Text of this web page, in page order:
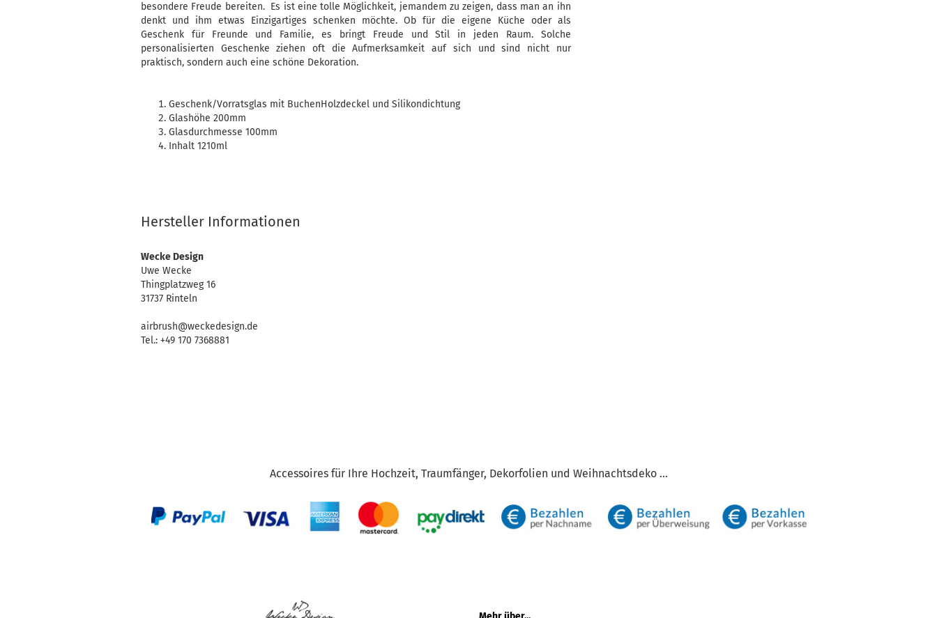
besondere Freude bereiten. Es ist eine tolle Möglichkeit, jemandem zu zeigen, dass man an ihn
denkt und ihm etwas Einzigartiges schenken möchte. Ob für die eigene Küche oder als
Geschenk für Freunde und Familie, es bringt Freude und Stil in jeden Raum. Solche
personalisierten Geschenke ziehen oft die Aufmerksamkeit auf sich und sind nicht nur
praktisch, sondern auch eine schöne Dekoration.
Geschenk/Vorratsglas mit BuchenHolzdeckel und Silikondichtung
Glashöhe 200mm
Glasdurchmesse 100mm
Inhalt 1210ml
Hersteller Informationen
Wecke Design
Uwe Wecke
Thingplatzweg 16
31737 Rinteln
airbrush@weckedesign.de
Tel.: +49 170 7368881
Accessoires für Ihre Hochzeit, Traumfänger, Dekorfolien und Weihnachtsdeko ...